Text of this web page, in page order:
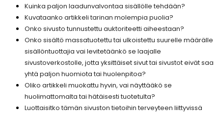
Kuinka paljon laadunvalvontaa sisällölle tehdään?
Kuvataanko artikkeli tarinan molempia puolia?
Onko sivusto tunnustettu auktoriteetti aiheestaan?
Onko sisältö massatuotettu tai ulkoistettu suurelle määrälle
sisällöntuottajia vai levitetäänkö se laajalle
sivustoverkostolle, jotta yksittäiset sivut tai sivustot eivät saa
yhtä paljon huomiota tai huolenpitoa?
Oliko artikkeli muokattu hyvin, vai näyttääkö se
huolimattomalta tai hätäisesti tuotetulta?
Luottaisitko tämän sivuston tietoihin terveyteen liittyvissä